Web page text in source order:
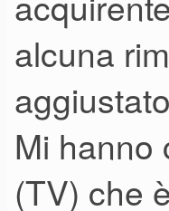
alcuna
Mi hanno
(TV) che